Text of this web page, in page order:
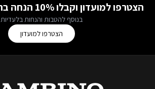
הצטרפו למועדון וקבלו 10% הנחה בהזמנה הקרובה!
בנוסף להטבות והנחות בלעדיות
הצטרפו למועדון